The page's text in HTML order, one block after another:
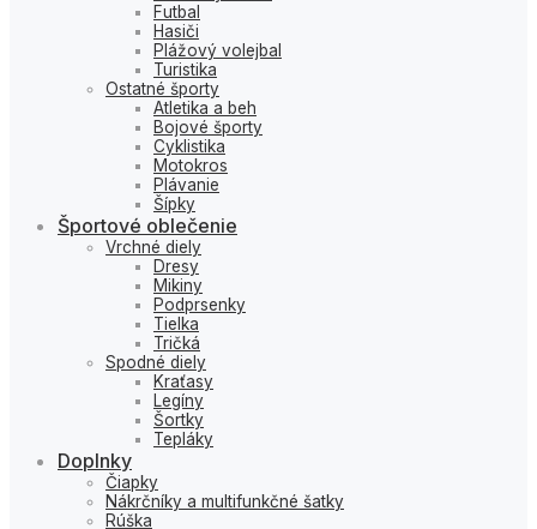
Futbal
Hasiči
Plážový volejbal
Turistika
Ostatné športy
Atletika a beh
Bojové športy
Cyklistika
Motokros
Plávanie
Šípky
Športové oblečenie
Vrchné diely
Dresy
Mikiny
Podprsenky
Tielka
Tričká
Spodné diely
Kraťasy
Legíny
Šortky
Tepláky
Doplnky
Čiapky
Nákrčníky a multifunkčné šatky
Rúška